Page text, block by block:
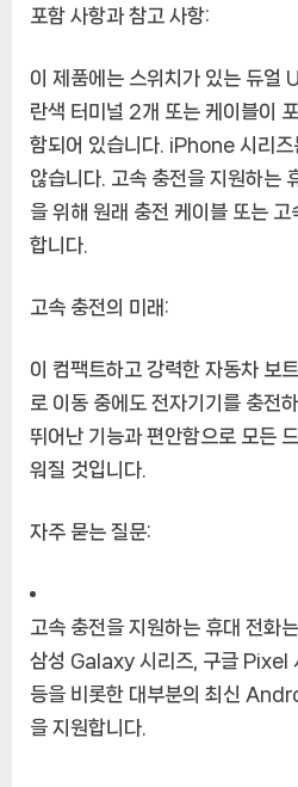
포함 사항과 참고 사항:
이 제품에는 스위치가 있는 듀얼
란색 터미널 2개 또는 케이블이
함되어 있습니다. iPhone 시리즈
않습니다. 고속 충전을 지원하는
을 위해 원래 충전 케이블 또는
합니다.
고속 충전의 미래:
이 컴팩트하고 강력한 자동차 보
로 이동 중에도 전자기기를 충전
뛰어난 기능과 편안함으로 모든
워질 것입니다.
자주 묻는 질문:
고속 충전을 지원하는 휴대 전화
삼성 Galaxy 시리즈, 구글 Pixel
등을 비롯한 대부분의 최신
을 지원합니다.